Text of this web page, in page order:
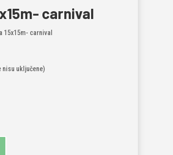
carnival
15x15m- carnival
nisu uključene)